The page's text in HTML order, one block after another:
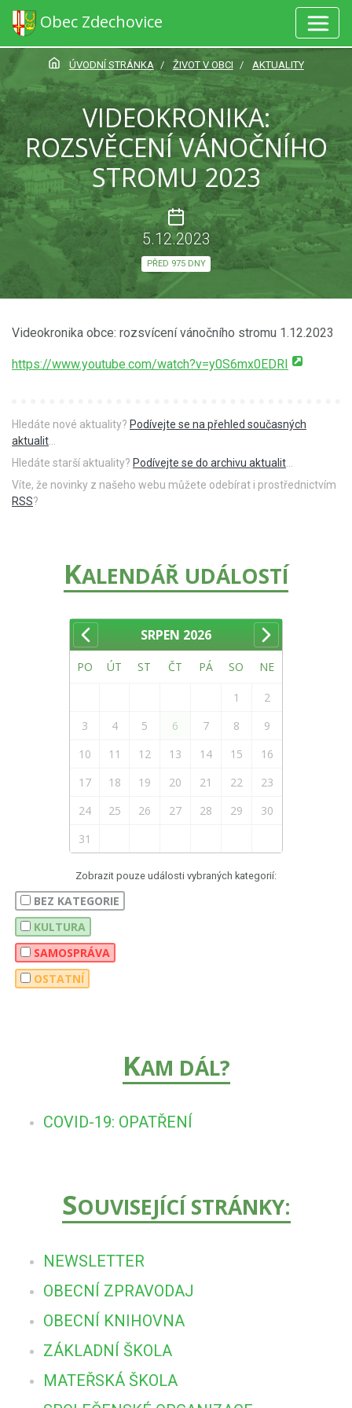
Obec Zdechovice
ÚVODNÍ STRÁNKA ŽIVOT V OBCI AKTUALITY
VIDEOKRONIKA:
ROZSVĚCENÍ VÁNOČNÍHO
STROMU 2023
5.12.2023
PŘED 975 DNY
Videokronika obce: rozsvícení vánočního stromu 1.12.2023
https://www.youtube.com/watch?v=y0S6mx0EDRI
Hledáte nové aktuality? Podívejte se na přehled současných
aktualit
Hledáte starší aktuality? Podívejte se do archivu aktualit
Víte, že novinky z našeho webu můžete odebírat i prostřednictvím
RSS?
KALENDÁŘ UDÁLOSTÍ
SRPEN 2026
PO ÚT ST ČT PÁ SO NE
1
2
3
4 5 6 7 8
9
10
11 12 13 14 15
16
17
18 19 20 21 22
23
24
25 26 27 28 29
30
31
Zobrazit pouze události vybraných kategorií:
BEZ KATEGORIE
KULTURA
SAMOSPRÁVA
OSTATNÍ
KAM DÁL?
COVID-19: OPATŘENÍ
SOUVISEJÍCÍ STRÁNKY:
NEWSLETTER
OBECNÍ ZPRAVODAJ
OBECNÍ KNIHOVNA
ZÁKLADNÍ ŠKOLA
MATEŘSKÁ ŠKOLA